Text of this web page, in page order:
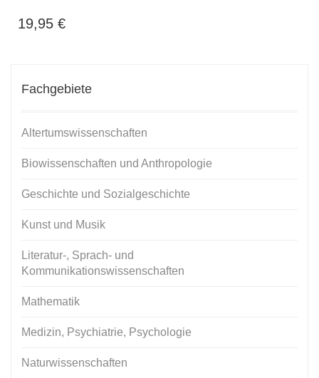
19,95 €
Fachgebiete
Altertumswissenschaften
Biowissenschaften und Anthropologie
Geschichte und Sozialgeschichte
Kunst und Musik
Literatur-, Sprach- und
Kommunikationswissenschaften
Mathematik
Medizin, Psychiatrie, Psychologie
Naturwissenschaften